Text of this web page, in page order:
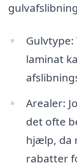
laminat
Arealer:
det ofte
hjælp, da
rabatter